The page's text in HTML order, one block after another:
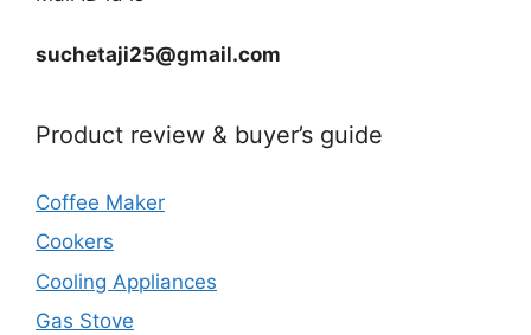
suchetaji25@gmail.com
Product review & buyer’s guide
Coffee Maker
Cookers
Cooling Appliances
Gas Stove